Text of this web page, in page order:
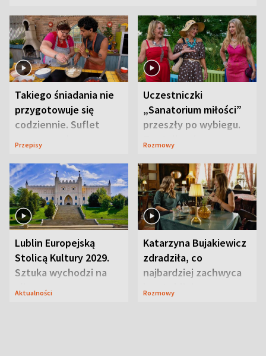
Takiego śniadania nie
przygotowuje się
codziennie. Suflet
serowy zachwyca
Przepisy
Uczestniczki
„Sanatorium miłości”
przeszły po wybiegu.
Te stylizacje
Rozmowy
Lublin Europejską
Stolicą Kultury 2029.
Sztuka wychodzi na
ulice
Aktualności
Katarzyna Bujakiewicz
zdradziła, co
najbardziej zachwyca
ją w Lublinie
Rozmowy